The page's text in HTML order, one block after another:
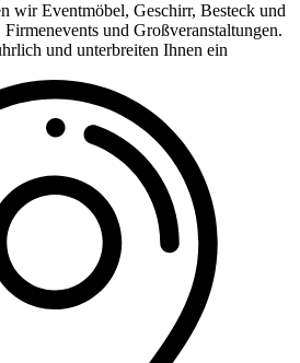
wir Eventmöbel, Geschirr, Besteck und
und Großveranstaltungen.
und unterbreiten Ihnen ein